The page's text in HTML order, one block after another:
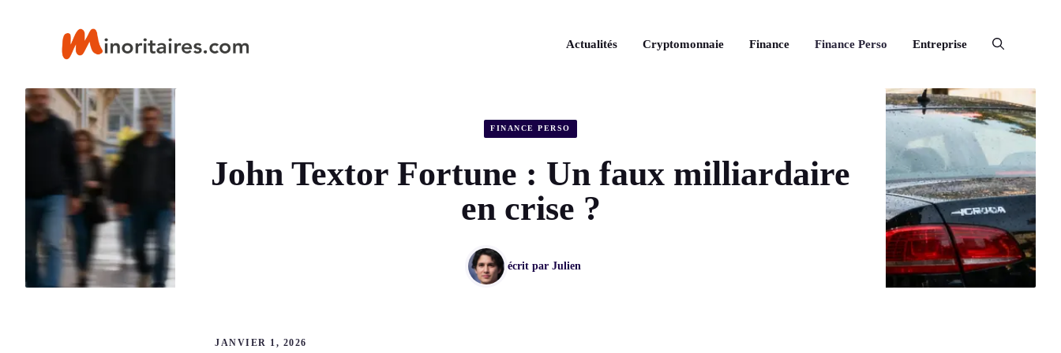
Actualités Cryptomonnaie Finance Finance Perso Entreprise
FINANCE PERSO
John Textor Fortune : Un faux milliardaire
en crise ?
écrit par Julien
JANVIER 1, 2026